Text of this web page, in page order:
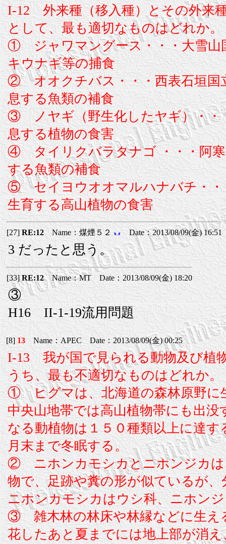
I-12 外来種（移入種）とその外来
として、最も適切なものはどれか。
① ジャワマングース・・・大雪山
キウナギ等の捕食
② オオクチバス・・・西表石垣国
息する魚類の補食
③ ノヤギ（野生化したヤギ）・・
息する植物の食害
④ タイリクバラタナゴ ・・・阿寒
する魚類の補食
⑤ セイヨウオオマルハナバチ・・
生育する高山植物の食害
[27]RE:12Name：煤煙５２ Date：2013/08/09(金) 16:51
3 だったと思う。
[33]RE:12Name：MT Date：2013/08/09(金) 18:20
③
H16 II-1-19流用問題
[8]13Name：APEC Date：2013/08/09(金) 00:25
I-13 我が国で見られる動物及び植
うち、最も不適切なものはどれか。
① ヒグマは、北海道の森林原野に
中央山地帯では高山植物帯にも出没
なる動植物は１５０種類以上に達す
月末まで冬眠する。
② ニホンカモシカとニホンジカは
物で、足跡や糞の形が似ているが
ニホンカモシカはウシ科、ニホン
③ 雑木林の林床や林縁などに生え
花したあと夏までには地上部が消